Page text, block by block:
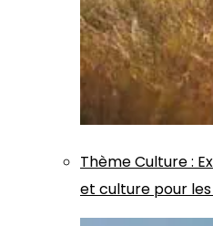
ThèmeCulture:
et culture pour